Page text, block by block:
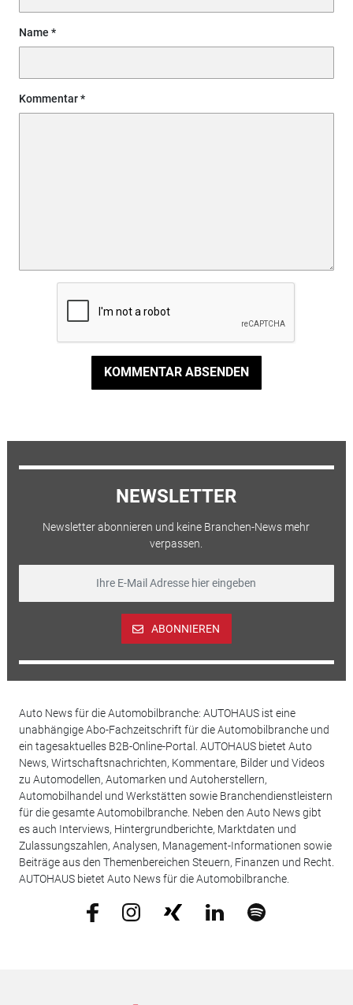
Name
Kommentar
KOMMENTAR ABSENDEN
NEWSLETTER
Newsletter abonnieren und keine Branchen-News mehr
verpassen.
ABONNIEREN
Auto News für die Automobilbranche: AUTOHAUS ist eine
unabhängige Abo-Fachzeitschrift für die Automobilbranche und
ein tagesaktuelles B2B-Online-Portal. AUTOHAUS bietet Auto
News, Wirtschaftsnachrichten, Kommentare, Bilder und Videos
zu Automodellen, Automarken und Autoherstellern,
Automobilhandel und Werkstätten sowie Branchendienstleistern
für die gesamte Automobilbranche. Neben den Auto News gibt
es auch Interviews, Hintergrundberichte, Marktdaten und
Zulassungszahlen, Analysen, Management-Informationen sowie
Beiträge aus den Themenbereichen Steuern, Finanzen und Recht.
AUTOHAUS bietet Auto News für die Automobilbranche.